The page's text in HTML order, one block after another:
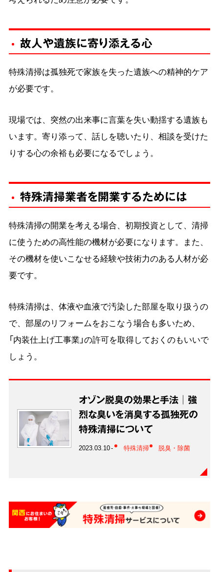
故人や遺族に寄り添える心
特殊清掃は孤独死で家族を失った遺族への精神的ケア
が必要です。
現場では、突然の出来事に言葉を失い動揺する遺族も
います。寄り添って、話しを聴いたり、相談を受けた
りする心の余裕も必要になるでしょう。
特殊清掃業者を開業するためには
特殊清掃の開業を考える場合、初期投資として、清掃
に使うための高性能の機材が必要になります。また、
その機材を使いこなせる経験や技術力のある人材が必
要です。
特殊清掃は、体液や血液で汚染した部屋を取り扱うの
で、部屋のリフォームをおこなう場合も多いため、
「内装仕上げ工事業」の許可を取得しておくのもいいで
しょう。
オゾン脱臭の効果と手法│強
烈な臭いを消臭する孤独死の
特殊清掃について
2023.03.10 特殊清掃 脱臭・除菌